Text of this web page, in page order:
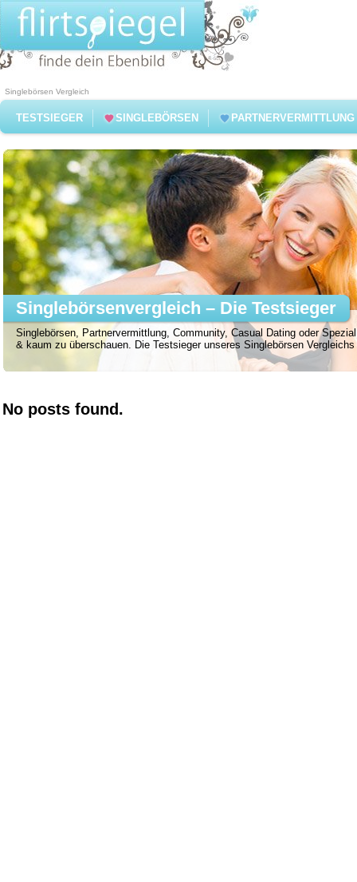
Singlebörsen Vergleich
TESTSIEGER SINGLEBÖRSEN PARTNERVERMITTLUNG
Singlebörsen, Partnervermittlung, Community, Casual Dating oder
& kaum zu überschauen. Die Testsieger unseres Singlebörsen
Singlebörsenvergleich – Die Testsieger
No posts found.